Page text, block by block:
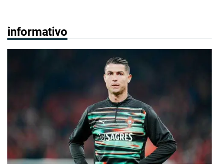
informativo